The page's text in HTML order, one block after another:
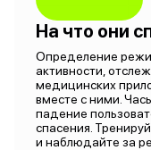
На что они
Определение
активности,
медицинских
вместе с ними.
падение
спасения.
и наблюдайте за